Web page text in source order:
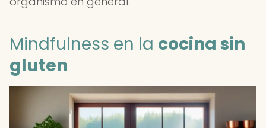
Mindfulness en la cocina sin
gluten